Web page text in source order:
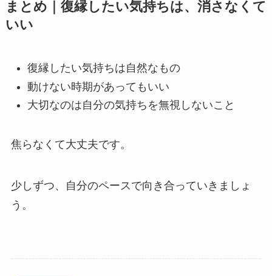
まとめ｜復縁したい気持ちは、消さなくて
いい
復縁したい気持ちは自然なもの
動けない時期があってもいい
大切なのは自分の気持ちを無視しないこと
焦らなくて大丈夫です。
少しずつ、自分のペースで向き合っていきましょ
う。